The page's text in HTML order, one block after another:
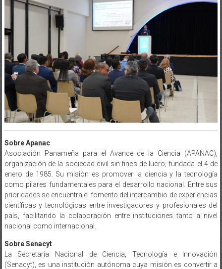
Sobre Apanac
Asociación Panameña para el Avance de la Ciencia (APANAC),
organización de la sociedad civil sin fines de lucro, fundada el 4 de
enero de 1985. Su misión es promover la ciencia y la tecnología
como pilares fundamentales para el desarrollo nacional. Entre sus
prioridades se encuentra el fomento del intercambio de experiencias
científicas y tecnológicas entre investigadores y profesionales del
país, facilitando la colaboración entre instituciones tanto a nivel
nacional como internacional.
Sobre Senacyt
La Secretaría Nacional de Ciencia, Tecnología e Innovación
(Senacyt), es una institución autónoma cuya misión es convertir a